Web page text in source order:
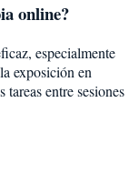
online?
especialmente
exposición en
entre sesiones